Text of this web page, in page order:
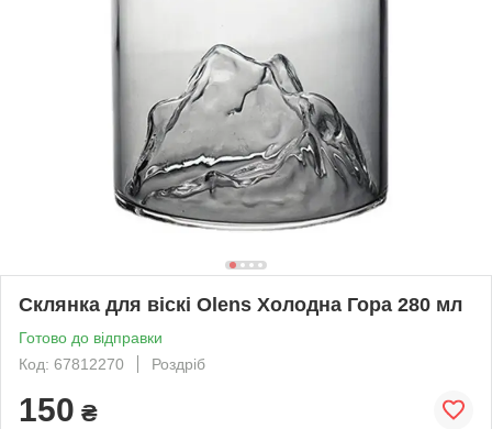
Склянка для віскі Olens Холодна Гора 280 мл
Готово до відправки
Код: 67812270
Роздріб
150 ₴